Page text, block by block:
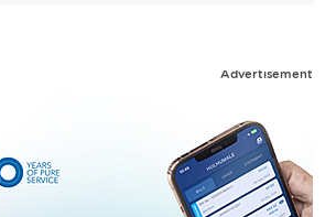
Advertisement